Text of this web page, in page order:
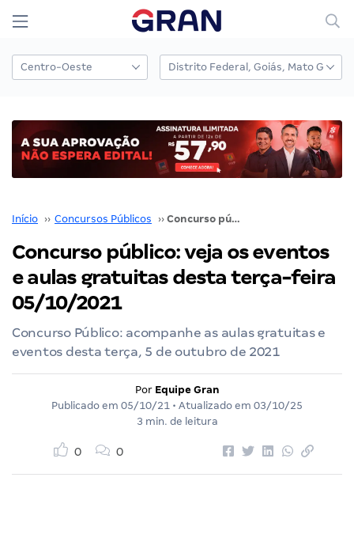
Início ›› Concursos Públicos ›› Concurso público: veja os eventos e aulas gratuitas desta terça-feira 05/10/2021
Concurso público: veja os eventos
e aulas gratuitas desta terça-feira
05/10/2021
Concurso Público: acompanhe as aulas gratuitas e
eventos desta terça, 5 de outubro de 2021
Por Equipe Gran
Publicado em 05/10/21 • Atualizado em 03/10/25
3 min. de leitura
0 0